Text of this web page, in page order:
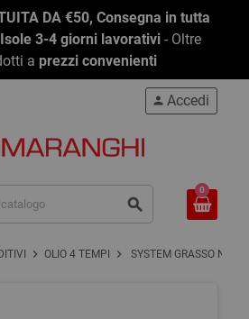
DA €50, Consegna in tutta
3-4 giorni lavorativi - Oltre
a prezzi convenienti
search
person Accedi
0
chevron_right OLIO 4 TEMPI chevron_right SYSTEM GRASSO